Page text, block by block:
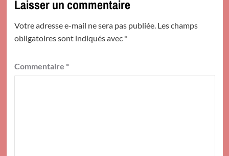
Laisser un commentaire
Votre adresse e-mail ne sera pas publiée. Les champs
obligatoires sont indiqués avec *
Commentaire *